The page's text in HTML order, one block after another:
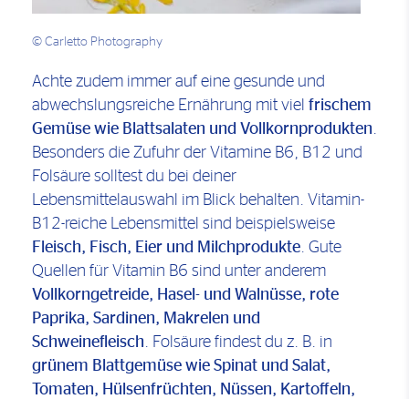
© Carletto Photography
Achte zudem immer auf eine gesunde und
abwechslungsreiche Ernährung mit viel frischem
Gemüse wie Blattsalaten und Vollkornprodukten.
Besonders die Zufuhr der Vitamine B6, B12 und
Folsäure solltest du bei deiner
Lebensmittelauswahl im Blick behalten. Vitamin-
B12-reiche Lebensmittel sind beispielsweise
Fleisch, Fisch, Eier und Milchprodukte. Gute
Quellen für Vitamin B6 sind unter anderem
Vollkorngetreide, Hasel- und Walnüsse, rote
Paprika, Sardinen, Makrelen und
Schweinefleisch. Folsäure findest du z. B. in
grünem Blattgemüse wie Spinat und Salat,
Tomaten, Hülsenfrüchten, Nüssen, Kartoffeln,